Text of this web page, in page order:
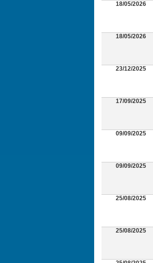
18/05/2026
18/05/2026
23/12/2025
17/09/2025
09/09/2025
09/09/2025
25/08/2025
25/08/2025